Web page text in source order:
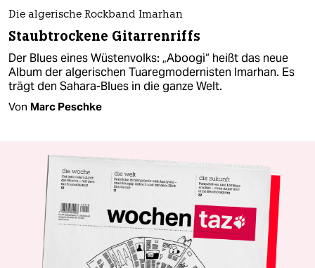
Die algerische Rockband Imarhan
Staubtrockene Gitarrenriffs
Der Blues eines Wüstenvolks: „Aboogi“ heißt das neue
Album der algerischen Tuaregmodernisten Imarhan. Es
trägt den Sahara-Blues in die ganze Welt.
Von Marc Peschke